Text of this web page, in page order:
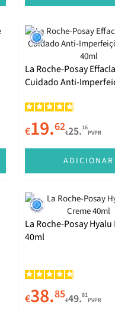
La Roche-Posay
Cuidado Anti-
€19.62€25.16
PVPR
ADICIONAR
La Roche-Posay Hyalu
40ml
€38.85€49.81
PVPR